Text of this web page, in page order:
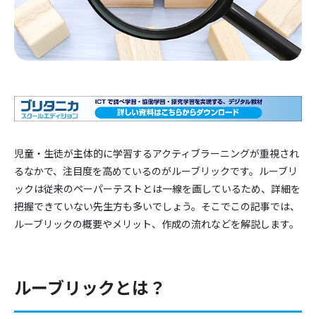
児童・生徒が主体的に学習するアクティブラーニングが重視され
るなかで、注目度を高めているのがルーブリックです。ルーブリ
ックは従来のペーパーテストとは一線を画しているため、詳細を
把握できていない先生方も多いでしょう。そこでこの記事では、
ルーブリックの概要やメリット、作成の流れなどを解説します。
ルーブリックとは？